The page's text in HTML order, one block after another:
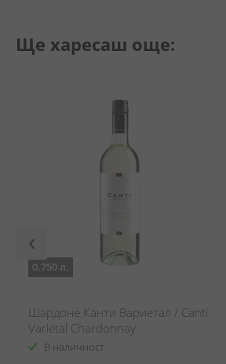
Ще харесаш още:
0.750 л.
Шардоне Канти Вариетал / Canti
Varietal Chardonnay
В наличност